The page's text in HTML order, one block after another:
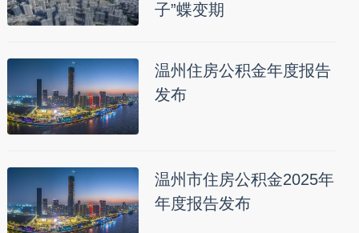
子”蝶变期
温州住房公积金年度报告
发布
温州市住房公积金2025年
年度报告发布